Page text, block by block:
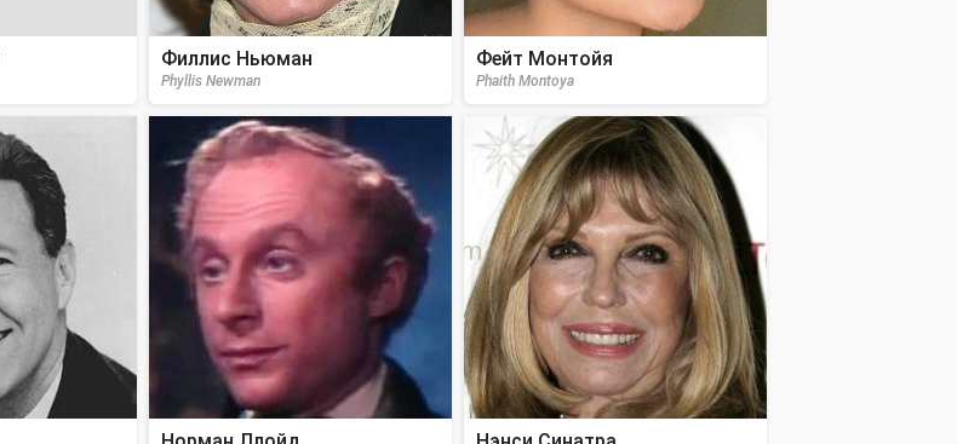
Филлис Ньюман
Phyllis Newman
Фейт Монтойя
Phaith Montoya